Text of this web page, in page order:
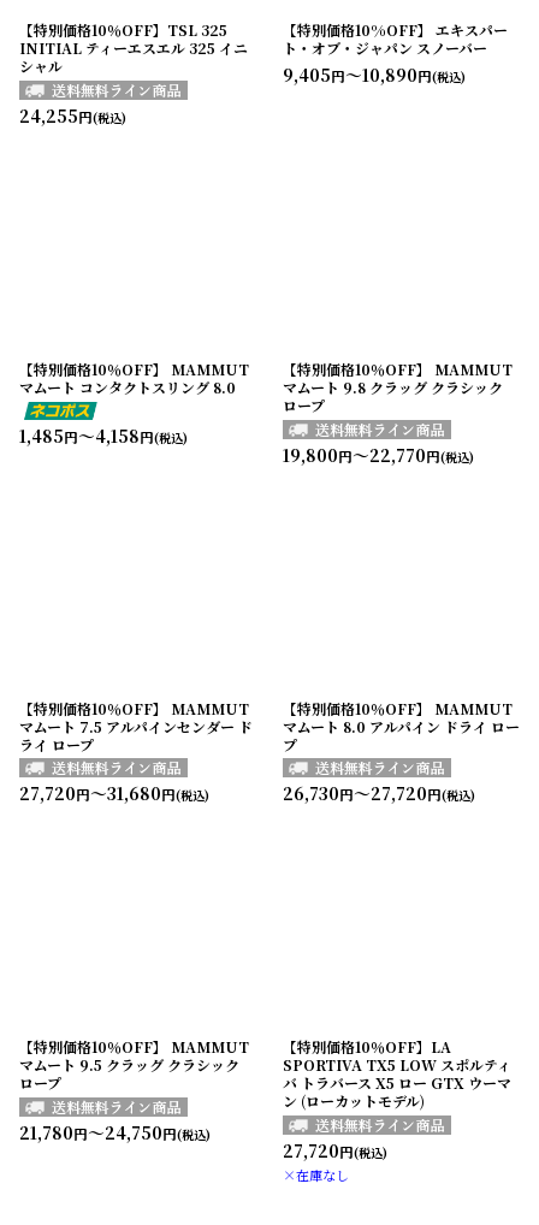
【特別価格10％OFF】TSL 325
INITIAL ティーエスエル 325 イニ
シャル
24,255円(税込)
【特別価格10%OFF】 エキスパー
ト・オブ・ジャパン スノーバー
9,405円～10,890円(税込)
【特別価格10％OFF】 MAMMUT
マムート コンタクトスリング 8.0
1,485円～4,158円(税込)
【特別価格10％OFF】 MAMMUT
マムート 9.8 クラッグ クラシック
ロープ
19,800円～22,770円(税込)
【特別価格10％OFF】 MAMMUT
マムート 7.5 アルパインセンダー ド
ライ ロープ
27,720円～31,680円(税込)
【特別価格10％OFF】 MAMMUT
マムート 8.0 アルパイン ドライ ロー
プ
26,730円～27,720円(税込)
【特別価格10％OFF】 MAMMUT
マムート 9.5 クラッグ クラシック
ロープ
21,780円～24,750円(税込)
【特別価格10％OFF】LA
SPORTIVA TX5 LOW スポルティ
バ トラバース X5 ロー GTX ウーマ
ン (ローカットモデル)
27,720円(税込)
×在庫なし